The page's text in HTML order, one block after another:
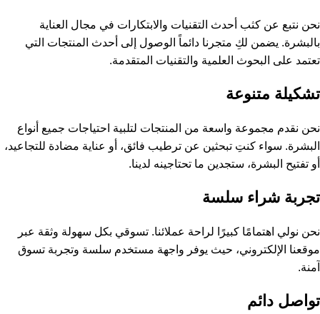
نحن نتبع عن كثب أحدث التقنيات والابتكارات في مجال العناية
بالبشرة. يضمن لكِ متجرنا دائماً الوصول إلى أحدث المنتجات التي
تعتمد على البحوث العلمية والتقنيات المتقدمة.
تشكيلة متنوعة
نحن نقدم مجموعة واسعة من المنتجات لتلبية احتياجات جميع أنواع
البشرة. سواء كنتِ تبحثين عن ترطيب فائق، أو عناية مضادة للتجاعيد،
أو تفتيح البشرة، ستجدين ما تحتاجينه لدينا.
تجربة شراء سلسة
نحن نولي اهتمامًا كبيرًا لراحة عملائنا. تسوقي بكل سهولة وثقة عبر
موقعنا الإلكتروني، حيث يوفر واجهة مستخدم سلسة وتجربة تسوق
آمنة.
تواصل دائم